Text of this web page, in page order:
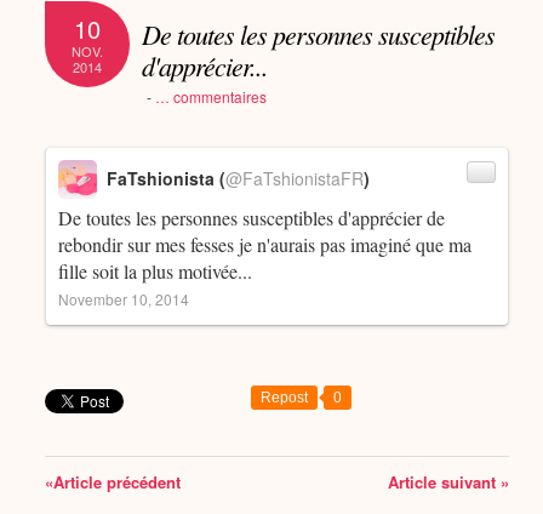
10
NOV.
2014
De toutes les personnes susceptibles
d'apprécier...
- … commentaires
De toutes les personnes susceptibles d'apprécier de
rebondir sur mes fesses je n'aurais pas imaginé que ma
fille soit la plus motivée...
FaTshionista (@FaTshionistaFR)
November 10, 2014
Repost 0
«Article précédent Article suivant »